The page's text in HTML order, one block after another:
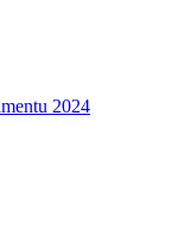
2024